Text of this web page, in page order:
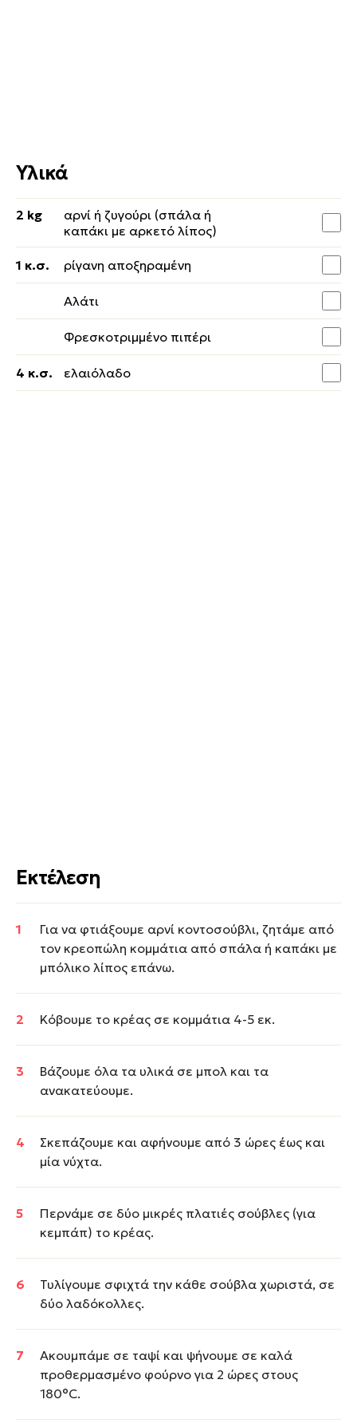
Υλικά
2 kg
αρνί ή ζυγούρι (σπάλα ή
καπάκι με αρκετό λίπος)
1 κ.σ. ρίγανη αποξηραμένη
Αλάτι
Φρεσκοτριμμένο πιπέρι
4 κ.σ. ελαιόλαδο
Εκτέλεση
Για να φτιάξουμε αρνί κοντοσούβλι, ζητάμε από
τον κρεοπώλη κομμάτια από σπάλα ή καπάκι με
μπόλικο λίπος επάνω.
Κόβουμε το κρέας σε κομμάτια 4-5 εκ.
Βάζουμε όλα τα υλικά σε μπολ και τα
ανακατεύουμε.
Σκεπάζουμε και αφήνουμε από 3 ώρες έως και
μία νύχτα.
Περνάμε σε δύο μικρές πλατιές σούβλες (για
κεμπάπ) το κρέας.
Τυλίγουμε σφιχτά την κάθε σούβλα χωριστά, σε
δύο λαδόκολλες.
Ακουμπάμε σε ταψί και ψήνουμε σε καλά
προθερμασμένο φούρνο για 2 ώρες στους
180°C.